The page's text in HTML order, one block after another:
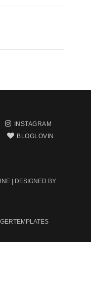
INSTAGRAM
BLOGLOVIN
| DESIGNED BY